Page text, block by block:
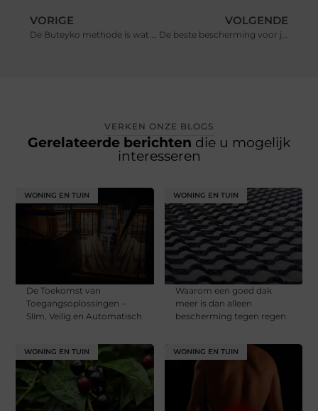
VORIGE
De Buteyko methode is wat helpt tegen snurken
VOLGENDE
De beste bescherming voor jouw airpod pro
VERKEN ONZE BLOGS
Gerelateerde berichten die u mogelijk
interesseren
WONING EN TUIN
De Toekomst van
Toegangsoplossingen –
Slim, Veilig en Automatisch
WONING EN TUIN
Waarom een goed dak
meer is dan alleen
bescherming tegen regen
WONING EN TUIN WONING EN TUIN